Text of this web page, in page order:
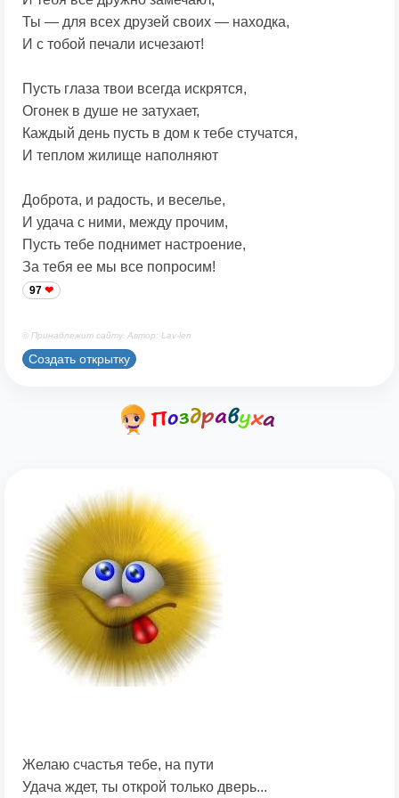
Ты — для всех друзей своих — находка,
И с тобой печали исчезают!
Пусть глаза твои всегда искрятся,
Огонек в душе не затухает,
Каждый день пусть в дом к тебе стучатся,
И теплом жилище наполняют
Доброта, и радость, и веселье,
И удача с ними, между прочим,
Пусть тебе поднимет настроение,
За тебя ее мы все попросим!
97
© Принадлежит сайту. Автор: Lav-len
Создать открытку
Желаю счастья тебе, на пути
Удача ждет, ты открой только дверь...